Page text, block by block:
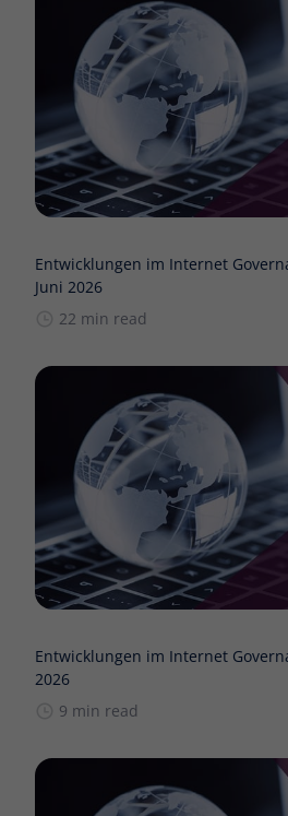
Entwicklungen im Internet
Juni 2026
22 min read
Entwicklungen im Internet
2026
9 min read